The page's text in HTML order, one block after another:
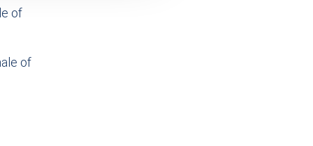
of
of